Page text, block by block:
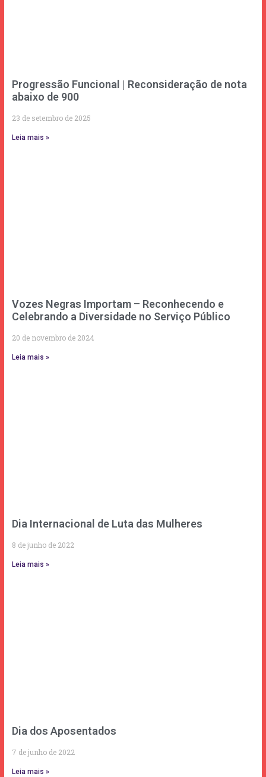
Progressão Funcional | Reconsideração de nota
abaixo de 900
23 de setembro de 2025
Leia mais »
Vozes Negras Importam – Reconhecendo e
Celebrando a Diversidade no Serviço Público
20 de novembro de 2024
Leia mais »
Dia Internacional de Luta das Mulheres
8 de junho de 2022
Leia mais »
Dia dos Aposentados
7 de junho de 2022
Leia mais »